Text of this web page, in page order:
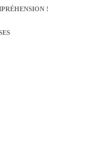
!